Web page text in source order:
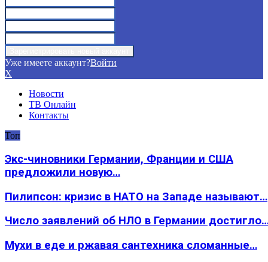
Уже имеете аккаунт?Войти
X
Новости
ТВ Онлайн
Контакты
Топ
Экс-чиновники Германии, Франции и США
предложили новую…
Пилипсон: кризис в НАТО на Западе называют…
Число заявлений об НЛО в Германии
Мухи в еде и ржавая сантехника сломанные…